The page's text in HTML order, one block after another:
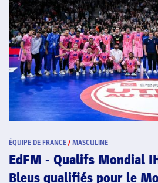
ÉQUIPE DE FRANCE /MASCULINE
EdFM - Qualifs Mondial
Bleus qualifiés pour le